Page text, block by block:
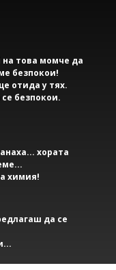
на това момче да
безпокои!
отида у тях.
безпокои.
хората
химия!
да се